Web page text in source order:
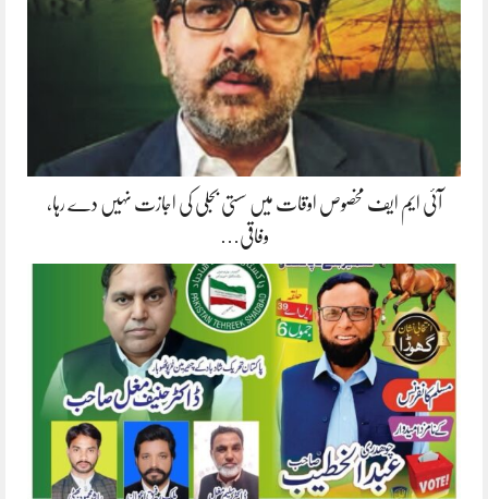
آئی ایم ایف مخصوص اوقات میں سستی بجلی کی اجازت نہیں دے رہا،
وفاقی…